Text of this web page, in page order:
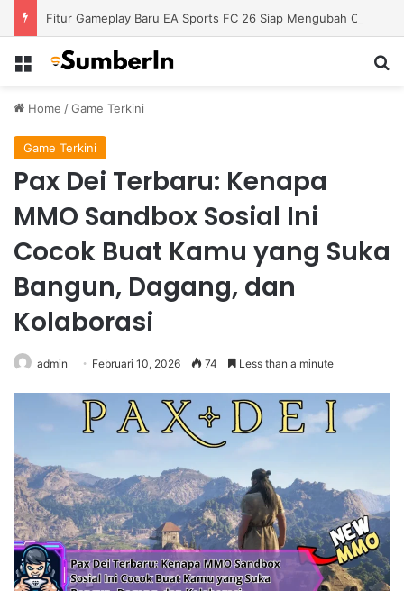
Menu
Home /Game Terkini
Game Terkini
Pax Dei Terbaru: Kenapa
MMO Sandbox Sosial Ini
Cocok Buat Kamu yang Suka
Bangun, Dagang, dan
Kolaborasi
admin Februari 10, 2026 74 Less than a minute